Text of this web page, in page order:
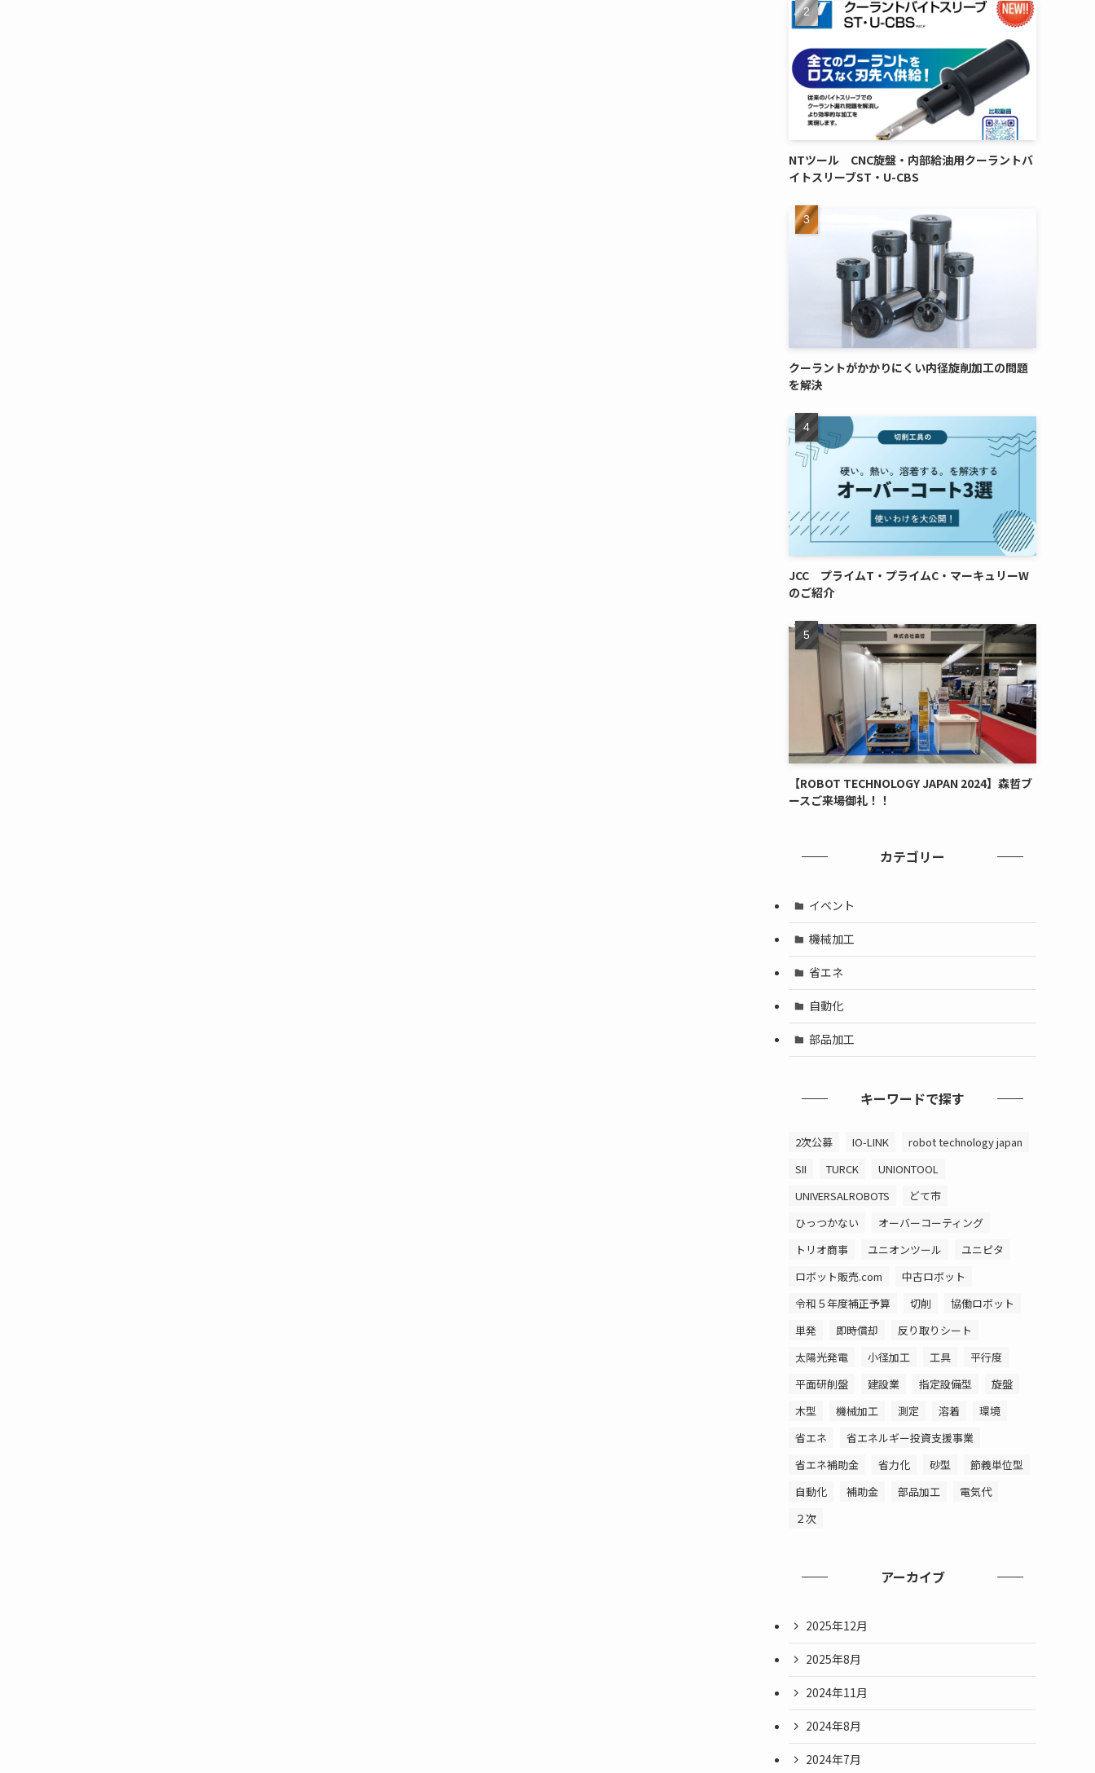
NTツール CNC旋盤・内部給油用クーラントバ
イトスリーブST・U-CBS
クーラントがかかりにくい内径旋削加工の問題
を解決
JCC プライムT・プライムC・マーキュリーW
のご紹介
【ROBOT TECHNOLOGY JAPAN 2024】森哲ブ
ースご来場御礼！！
カテゴリー
イベント
機械加工
省エネ
自動化
部品加工
キーワードで探す
2次公募 IO-LINK
robot technology japan
SII
TURCK
UNIONTOOL
UNIVERSALROBOTS
どて市
ひっつかない
オーバーコーティング
トリオ商事
ユニオンツール
ユニピタ
ロボット販売.com
中古ロボット
令和５年度補正予算
切削
協働ロボット
単発
即時償却
反り取りシート
太陽光発電
小径加工 工具
平行度
平面研削盤
建設業 指定設備型
旋盤
木型
機械加工 測定 溶着
環境
省エネ
省エネルギー投資支援事業
省エネ補助金
省力化 砂型
節義単位型
自動化
補助金 部品加工
電気代
２次
アーカイブ
2025年12月
2025年8月
2024年11月
2024年8月
2024年7月